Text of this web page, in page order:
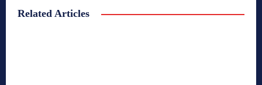
Related Articles